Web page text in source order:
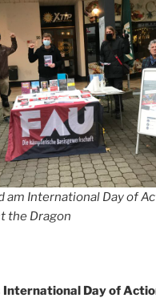
am International Day of
the Dragon
International Day of